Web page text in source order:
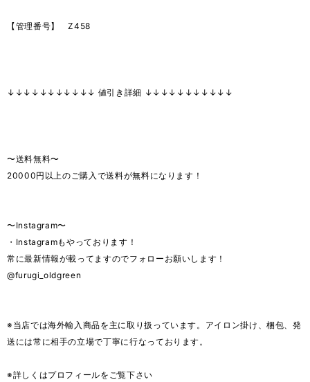
【管理番号】 Z458
↓↓↓↓↓↓↓↓↓↓↓ 値引き詳細 ↓↓↓↓↓↓↓↓↓↓↓
〜送料無料〜
20000円以上のご購入で送料が無料になります！
〜Instagram〜
・Instagramもやっております！
常に最新情報が載ってますのでフォローお願いします！
@furugi_oldgreen
※当店では海外輸入商品を主に取り扱っています。アイロン掛け、梱包、発
送には常に相手の立場で丁寧に行なっております。
※詳しくはプロフィールをご覧下さい